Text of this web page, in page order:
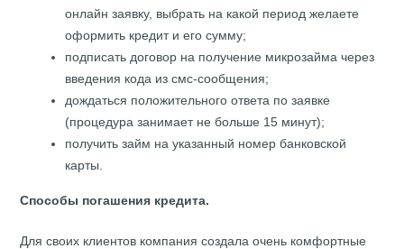
онлайн заявку, выбрать на какой период желаете
оформить кредит и его сумму;
подписать договор на получение микрозайма через
введения кода из смс-сообщения;
дождаться положительного ответа по заявке
(процедура занимает не больше 15 минут);
получить займ на указанный номер банковской
карты.
Способы погашения кредита.
Для своих клиентов компания создала очень комфортные